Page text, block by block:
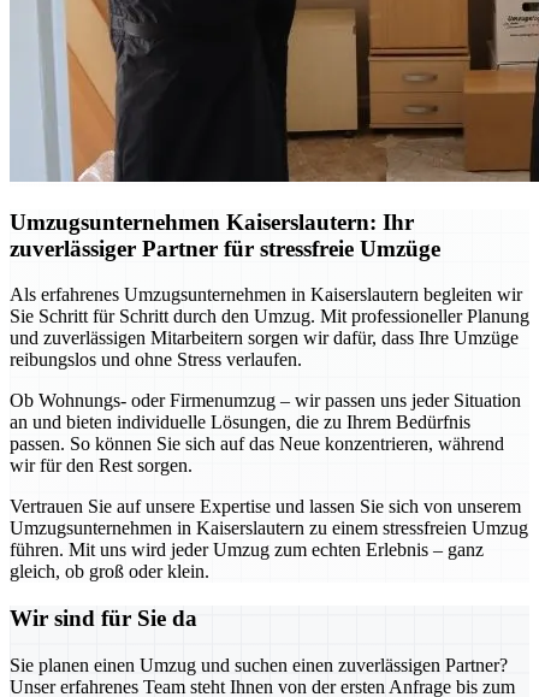
Umzugsunternehmen Kaiserslautern: Ihr
zuverlässiger Partner für stressfreie Umzüge
Als erfahrenes Umzugsunternehmen in Kaiserslautern begleiten wir
Sie Schritt für Schritt durch den Umzug. Mit professioneller Planung
und zuverlässigen Mitarbeitern sorgen wir dafür, dass Ihre Umzüge
reibungslos und ohne Stress verlaufen.
Ob Wohnungs- oder Firmenumzug – wir passen uns jeder Situation
an und bieten individuelle Lösungen, die zu Ihrem Bedürfnis
passen. So können Sie sich auf das Neue konzentrieren, während
wir für den Rest sorgen.
Vertrauen Sie auf unsere Expertise und lassen Sie sich von unserem
Umzugsunternehmen in Kaiserslautern zu einem stressfreien Umzug
führen. Mit uns wird jeder Umzug zum echten Erlebnis – ganz
gleich, ob groß oder klein.
Wir sind für Sie da
Sie planen einen Umzug und suchen einen zuverlässigen Partner?
Unser erfahrenes Team steht Ihnen von der ersten Anfrage bis zum